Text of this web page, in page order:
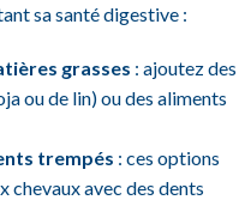
sa santé digestive :
grasses : ajoutez des
ou de lin) ou des aliments
trempés : ces options
chevaux avec des dents